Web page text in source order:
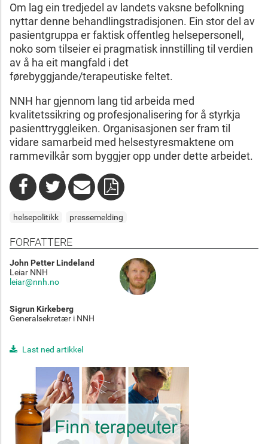
Om lag ein tredjedel av landets vaksne befolkning
nyttar denne behandlingstradisjonen. Ein stor del av
pasientgruppa er faktisk offentleg helsepersonell,
noko som tilseier ei pragmatisk innstilling til verdien
av å ha eit mangfald i det
førebyggjande/terapeutiske feltet.
NNH har gjennom lang tid arbeida med
kvalitetssikring og profesjonalisering for å styrkja
pasienttryggleiken. Organisasjonen ser fram til
vidare samarbeid med helsestyresmaktene om
rammevilkår som byggjer opp under dette arbeidet.
helsepolitikk pressemelding
FORFATTERE
John Petter Lindeland
Leiar NNH
leiar@nnh.no
Sigrun Kirkeberg
Generalsekretær i NNH
Last ned artikkel